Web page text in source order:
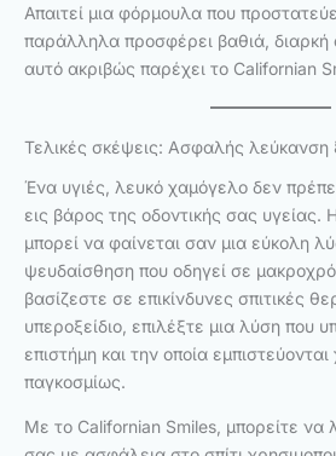
Απαιτεί μια φόρμουλα που
παράλληλα προσφέρει βαθιά, διαρκή
αυτό ακριβώς παρέχει το Californian
Τελικές σκέψεις: Ασφαλής λεύκανση
Ένα υγιές, λευκό χαμόγελο δεν
εις βάρος της οδοντικής σας υγείας.
μπορεί να φαίνεται σαν μια εύκολη
ψευδαίσθηση που οδηγεί σε
βασίζεστε σε επικίνδυνες σπιτικές
υπεροξείδιο, επιλέξτε μια λύση που
επιστήμη και την οποία
παγκοσμίως.
Με το Californian Smiles, μπορείτε να